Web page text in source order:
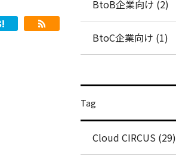
BtoB企業向け (2)
BtoC企業向け (1)
Tag
Cloud CIRCUS (29)